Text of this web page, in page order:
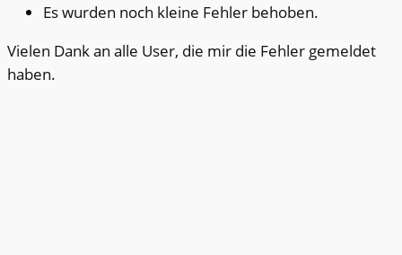
Es wurden noch kleine Fehler behoben.
Vielen Dank an alle User, die mir die Fehler gemeldet
haben.